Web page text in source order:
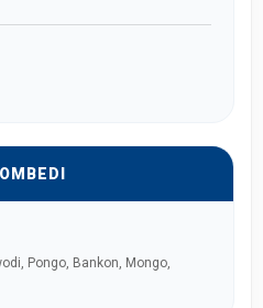
Pongo, Bankon, Mongo,